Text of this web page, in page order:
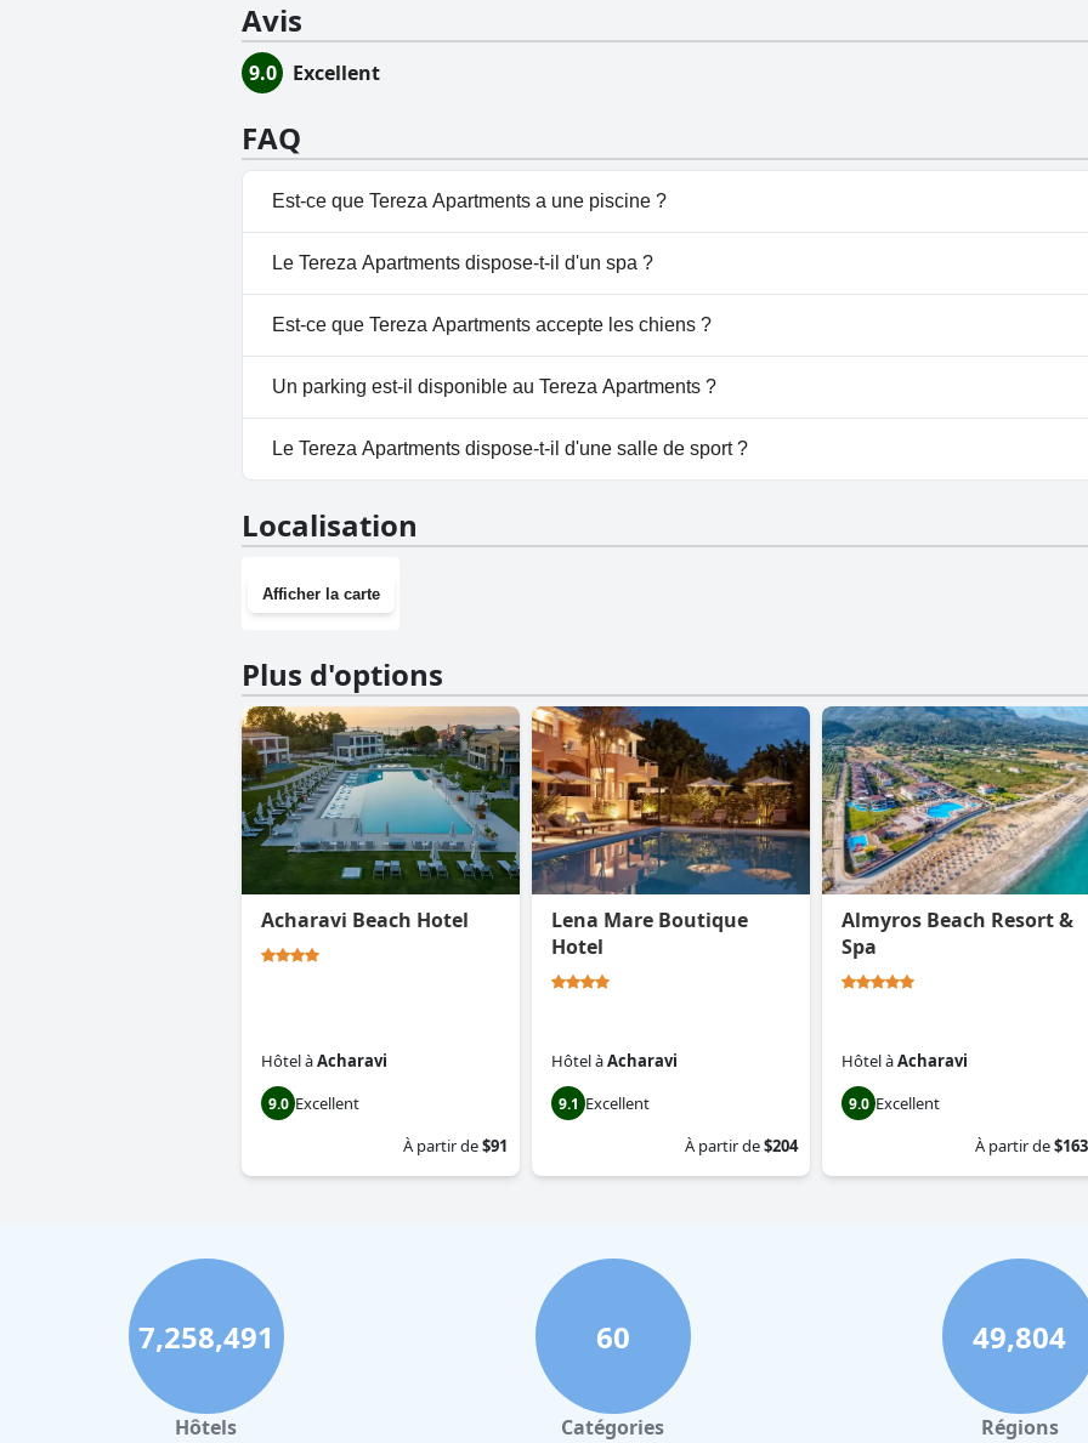
Avis
9.0 Excellent
FAQ
Est-ce que Tereza Apartments a une piscine ?
Oui, Tereza Apartments dispose de piscine(s) appartenant à une ou plusieurs des
Le Tereza Apartments dispose-t-il d'un spa ?
Non, il n'y a pas de spa à Tereza Apartments.
Est-ce que Tereza Apartments accepte les chiens ?
Non, Tereza Apartments n'accepte pas les chiens.
Un parking est-il disponible au Tereza Apartments ?
Oui, un parking est disponible à Tereza Apartments.
Le Tereza Apartments dispose-t-il d'une salle de sport ?
Localisation
Afficher la carte
Plus d'options
Acharavi Beach Hotel
HôtelàAcharavi
9.0 Excellent
À partir de$91
Lena Mare Boutique
Hotel
HôtelàAcharavi
9.1 Excellent
À partir de$204
Almyros Beach Resort &
Spa
HôtelàAcharavi
9.0 Excellent
À partir de$163
7,258,491
Hôtels
60
Catégories
49,804
Régions